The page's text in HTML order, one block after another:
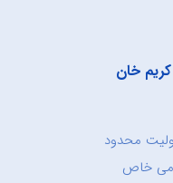
خان
محدود
خاص